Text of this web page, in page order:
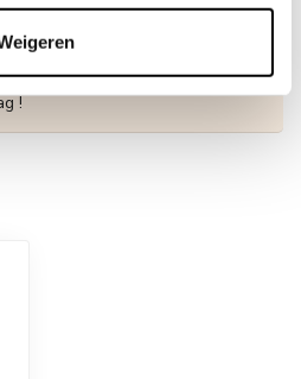
vraag over dit product?
nodig bij het bestellen? Neem
onze klantenservicee
of+31 368487320. We
!